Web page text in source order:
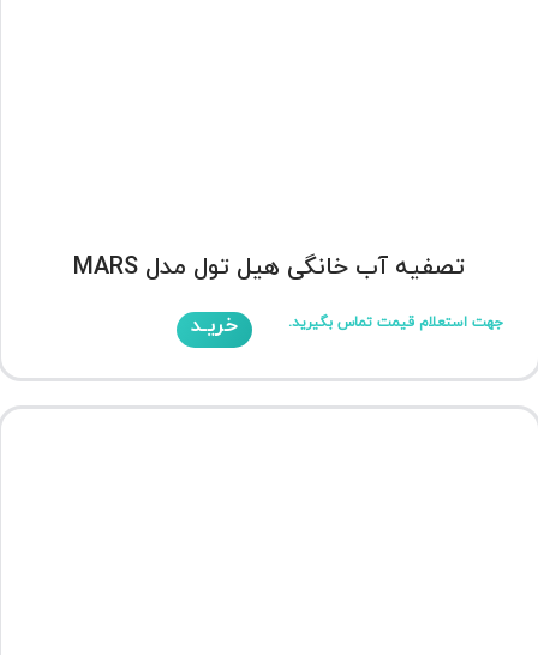
تصفیه آب خانگی هیل تول مدل MARS
جهت استعلام قیمت تماس بگیرید. خریـد